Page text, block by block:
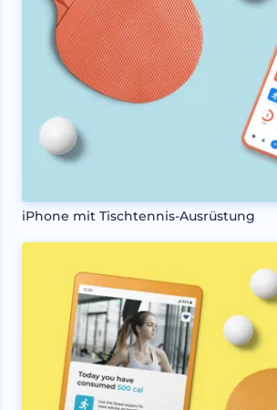
iPhone mit Tischtennis-Ausrüstung